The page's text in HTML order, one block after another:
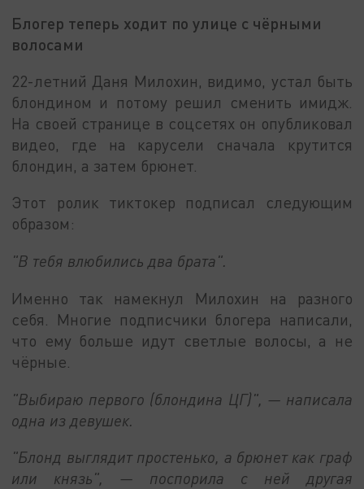
Блогер теперь ходит по улице с чёрными
волосами
22-летний Даня Милохин, видимо, устал быть
блондином и потому решил сменить имидж.
На своей странице в соцсетях он опубликовал
видео, где на карусели сначала крутится
блондин, а затем брюнет.
Этот ролик тиктокер подписал следующим
образом:
"В тебя влюбились два брата".
Именно так намекнул Милохин на разного
себя. Многие подписчики блогера написали,
что ему больше идут светлые волосы, а не
чёрные.
"Выбираю первого (блондина ЦГ)", — написала
одна из девушек.
"Блонд выглядит простенько, а брюнет как граф
или князь", — поспорила с ней другая